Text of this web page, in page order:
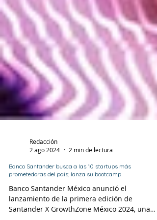
Redacción
2 ago 2024
2 min de lectura
Banco Santander busca a las 10 startups más
prometedoras del país; lanza su bootcamp